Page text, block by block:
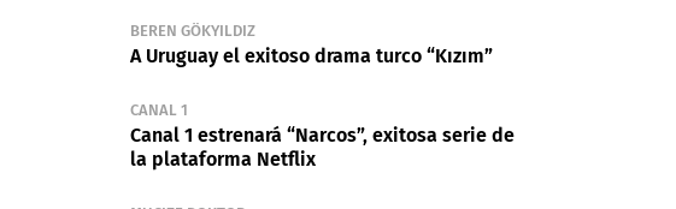
BEREN GÖKYILDIZ
A Uruguay el exitoso drama turco “Kızım”
CANAL 1
Canal 1 estrenará “Narcos”, exitosa serie de
la plataforma Netflix